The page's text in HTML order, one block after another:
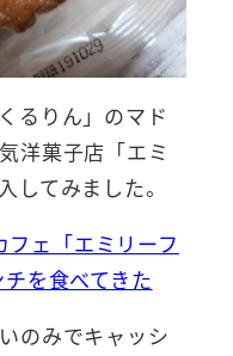
るりん」のマド
洋菓子店「エミ
してみました。
ェ「エミリーフ
を食べてきた
のみでキャッシ